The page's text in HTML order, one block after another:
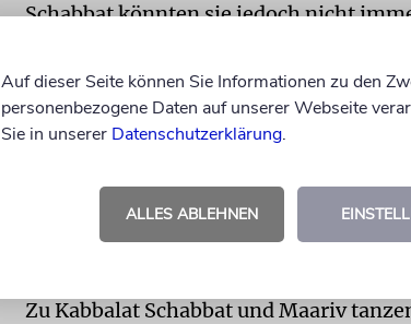
Schabbat könnten sie jedoch nicht
ist es schön, so viele jüdische
hier nicht nur strikt eingehalten,
allen Gottesdiensten, Schiurim und
Rande des Kiddusch-Saales sitzen
die »Inspiration zum Kerzenzünden«,
Zu Kabbalat Schabbat und Maariv
Auf dieser Seite können Sie Informationen zu den
personenbezogene Daten auf unserer Webseite
Sie in unserer Datenschutzerklärung.
ALLES ABLEHNEN